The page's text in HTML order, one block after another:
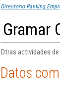
Directorio Ranking
Gramar
Otras actividades
Datos